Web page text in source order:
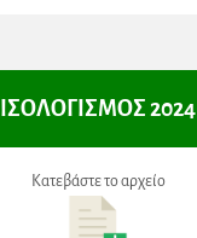
ΙΣΟΛΟΓΙΣΜΟΣ 2024
Κατεβάστε το αρχείο